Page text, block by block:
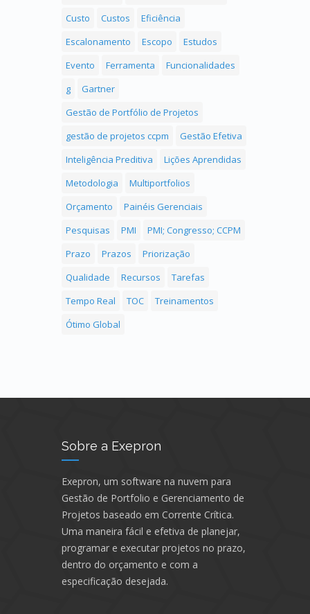
Custo
Custos
Eficiência
Escalonamento
Escopo
Estudos
Evento
Ferramenta
Funcionalidades
g
Gartner
Gestão de Portfólio de Projetos
gestão de projetos ccpm
Gestão Efetiva
Inteligência Preditiva
Lições Aprendidas
Metodologia
Multiportfolios
Orçamento
Painéis Gerenciais
Pesquisas
PMI
PMI; Congresso; CCPM
Prazo
Prazos
Priorização
Qualidade
Recursos
Tarefas
Tempo Real
TOC
Treinamentos
Ótimo Global
Sobre a Exepron
Exepron, um software na nuvem para
Gestão de Portfolio e Gerenciamento de
Projetos baseado em Corrente Crítica.
Uma maneira fácil e efetiva de planejar,
programar e executar projetos no prazo,
dentro do orçamento e com a
especificação desejada.